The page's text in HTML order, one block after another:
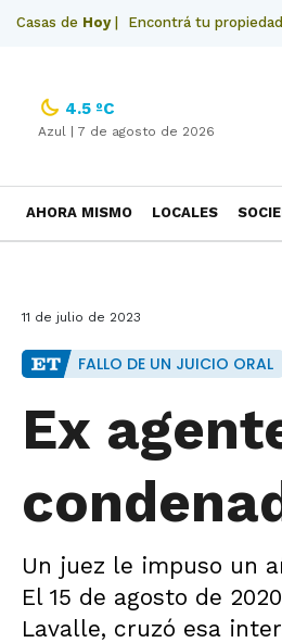
Casas de Hoy| Encontrá tu propiedad
4.5 ºC
Azul | 7 de agosto de 2026
AHORA MISMO LOCALES
11 de julio de 2023
FALLO DE UN JUICIO ORAL
Ex
Un juez le impuso un
El 15 de agosto de
Lavalle, cruzó esa